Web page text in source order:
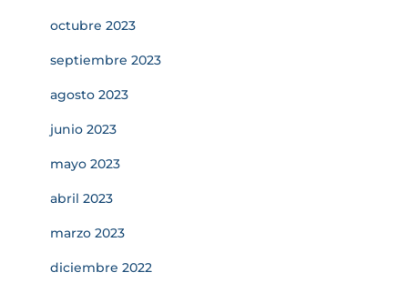
octubre 2023
septiembre 2023
agosto 2023
junio 2023
mayo 2023
abril 2023
marzo 2023
diciembre 2022